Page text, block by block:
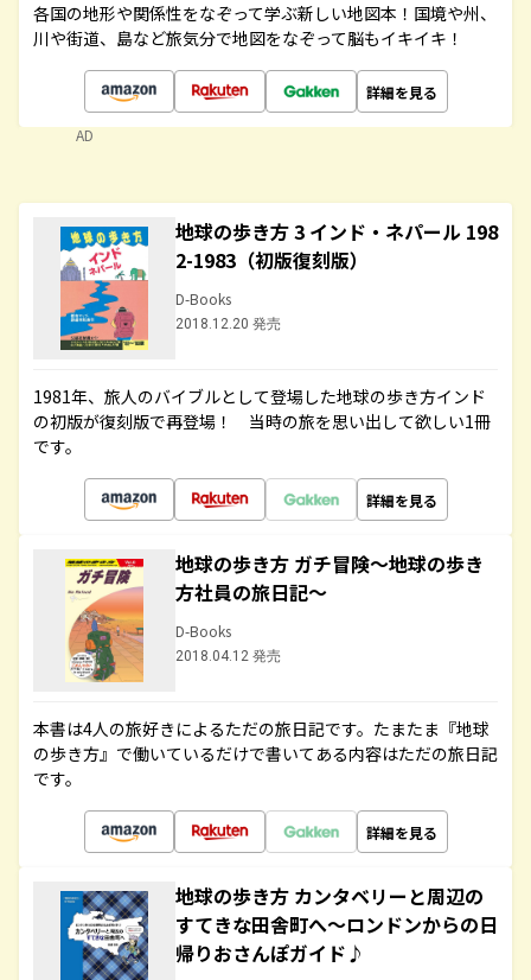
各国の地形や関係性をなぞって学ぶ新しい地図本！国境や州、
川や街道、島など旅気分で地図をなぞって脳もイキイキ！
詳細を見る
AD
地球の歩き方 3 インド・ネパール 198
2-1983（初版復刻版）
D-Books
2018.12.20 発売
1981年、旅人のバイブルとして登場した地球の歩き方インド
の初版が復刻版で再登場！ 当時の旅を思い出して欲しい1冊
です。
詳細を見る
地球の歩き方 ガチ冒険～地球の歩き
方社員の旅日記～
D-Books
2018.04.12 発売
本書は4人の旅好きによるただの旅日記です。たまたま『地球
の歩き方』で働いているだけで書いてある内容はただの旅日記
です。
詳細を見る
地球の歩き方 カンタベリーと周辺の
すてきな田舎町へ～ロンドンからの日
帰りおさんぽガイド♪